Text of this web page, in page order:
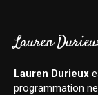
Lauren
Lauren Durieux
programmation